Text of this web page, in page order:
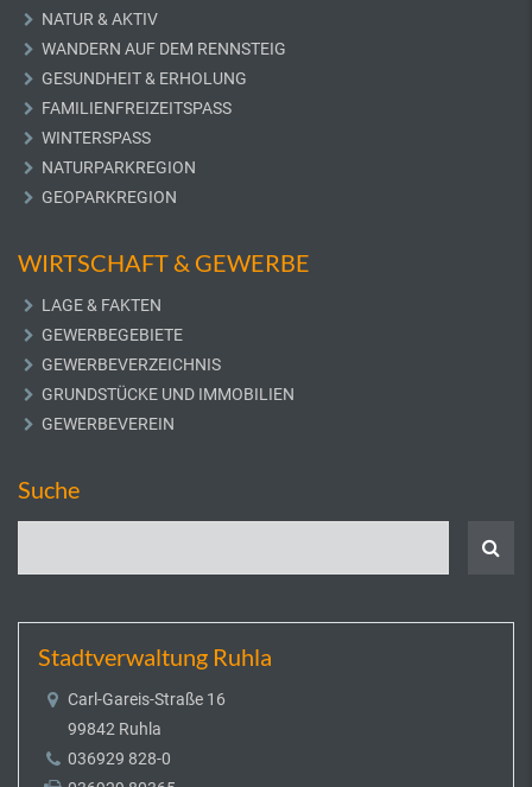
NATUR & AKTIV
WANDERN AUF DEM RENNSTEIG
GESUNDHEIT & ERHOLUNG
FAMILIENFREIZEITSPASS
WINTERSPASS
NATURPARKREGION
GEOPARKREGION
WIRTSCHAFT & GEWERBE
LAGE & FAKTEN
GEWERBEGEBIETE
GEWERBEVERZEICHNIS
GRUNDSTÜCKE UND IMMOBILIEN
GEWERBEVEREIN
Suche
Stadtverwaltung Ruhla
Carl-Gareis-Straße 16
99842 Ruhla
036929 828-0